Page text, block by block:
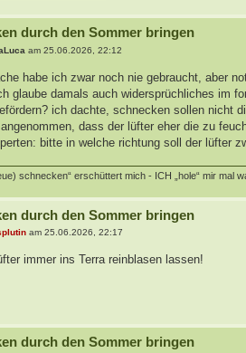
durch den Sommer bringen
am 25.06.2026, 22:12
habe ich zwar noch nie gebraucht, aber
glaube damals auch widersprüchliches im
ich dachte, schnecken sollen nicht
dass der lüfter eher die zu
bitte in welche richtung soll der lüfter
schnecken“ erschüttert mich - ICH „hole“ mir mal
durch den Sommer bringen
am 25.06.2026, 22:17
immer ins Terra reinblasen lassen!
durch den Sommer bringen